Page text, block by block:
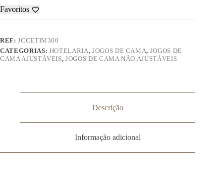
Cama
–
Cetim
Fios
Favoritos
REF:JCCETIM300
CATEGORIAS: HOTELARIA, JOGOS DE CAMA, JOGOS DE
CAMA AJUSTÁVEIS,JOGOS DE CAMA NÃO AJUSTÁVEIS
Descrição
Informação adicional